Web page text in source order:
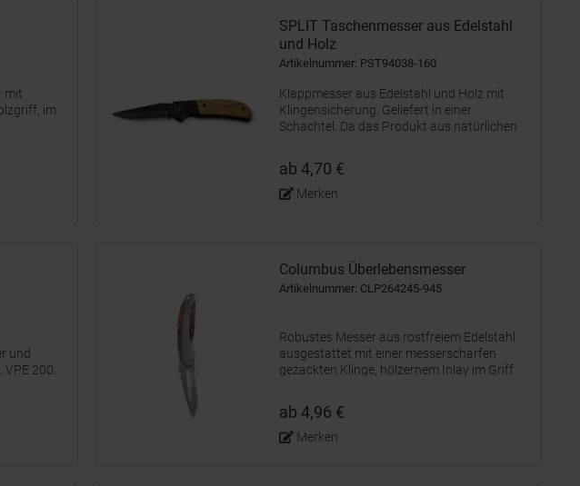
mit
im
SPLIT Taschenmesser aus Edelstahl
und Holz
Artikelnummer: PST94038-160
Klappmesser aus Edelstahl und Holz mit
Klingensicherung. Geliefert in einer
Schachtel. Da das Produkt aus natürlichen
des Produkts sowie das Druckergebnis von
Produkt zu Produkt unterschiedlich...
ab 4,70 €
Merken
und
200.
Columbus Überlebensmesser
Artikelnummer: CLP264245-945
Robustes Messer aus rostfreiem Edelstahl
ausgestattet mit einer messerscharfen
gezackten Klinge, hölzernem Inlay im Griff
möglicherweise lokale Vorschriften für den
Besitz und / oder das Tragen von...
ab 4,96 €
Merken